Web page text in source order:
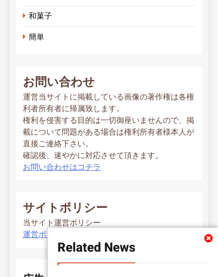
Related News
和菓子
簡単
お問い合わせ
運営当サイトに掲載している画像の著作権は各権
利者所有者に帰属致します。
権利を侵害する目的は一切御座いませんので、掲
載について問題がある場合は権利所有者様本人が
直接ご連絡下さい。
確認後、速やかに対応させて頂きます。
お問い合わせはコチラ
サイトポリシー
当サイト運営ポリシー
運営ポリシー